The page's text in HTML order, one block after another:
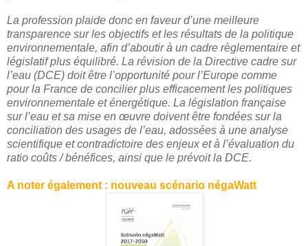
La profession plaide donc en faveur d’une meilleure
transparence sur les objectifs et les résultats de la politique
environnementale, afin d’aboutir à un cadre règlementaire et
législatif plus équilibré. La révision de la Directive cadre sur
l’eau (DCE) doit être l’opportunité pour l’Europe comme
pour la France de concilier plus efficacement les politiques
environnementale et énergétique. La législation française
sur l’eau et sa mise en œuvre doivent être fondées sur la
conciliation des usages de l’eau, adossées à une analyse
scientifique et contradictoire des enjeux et à l’évaluation du
ratio coûts / bénéfices, ainsi que le prévoit la DCE.
A noter également : nouveau scénario négaWatt